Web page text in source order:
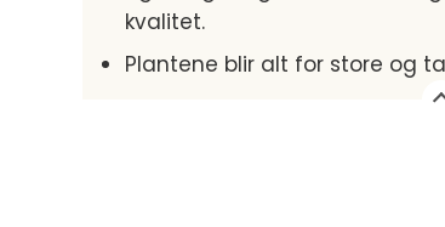
kvalitet.
Plantene blir alt for store og